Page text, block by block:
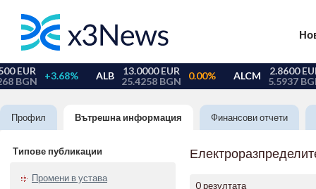
Профил Вътрешна информация Финансови отчети
Типове публикации
Промени в устава
0 резултата